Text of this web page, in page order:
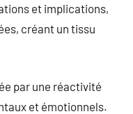
et implications,
créant un tissu
par une réactivité
et émotionnels.